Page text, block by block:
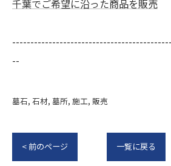
千葉でご希望に沿った商品を販売
--
墓石 石材 墓所 施工 販売
< 前のページ 一覧に戻る